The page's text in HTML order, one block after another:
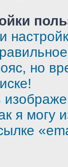
но
я могу